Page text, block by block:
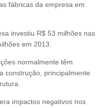
fábricas da empresa em
investiu R$ 53 milhões nas
em 2013.
normalmente têm
construção, principalmente
impactos negativos nos